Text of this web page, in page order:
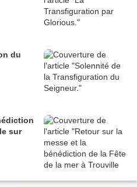
du
sur